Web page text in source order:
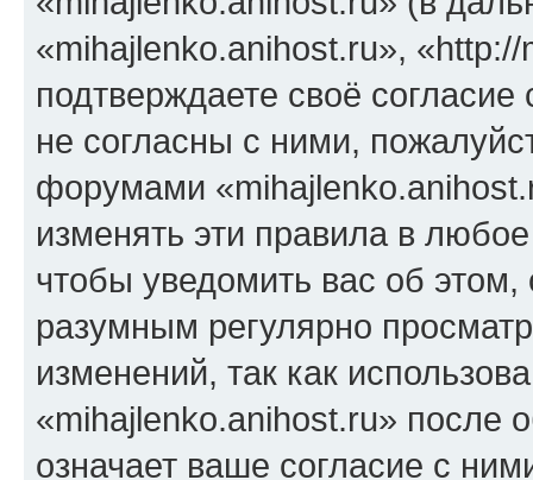
«mihajlenko.anihost.ru»,
подтверждаете своё
не согласны с ними,
форумами
изменять эти правила в
чтобы уведомить вас об
разумным регулярно
изменений, так как
«mihajlenko.anihost.ru» после
означает ваше согласие с